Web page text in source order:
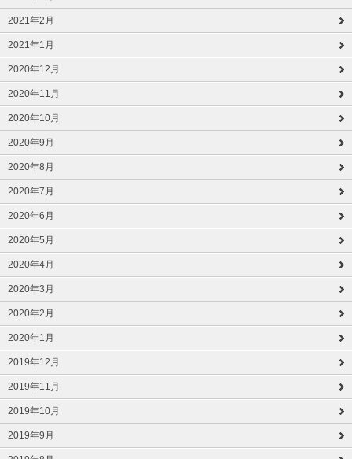
2021年2月
2021年1月
2020年12月
2020年11月
2020年10月
2020年9月
2020年8月
2020年7月
2020年6月
2020年5月
2020年4月
2020年3月
2020年2月
2020年1月
2019年12月
2019年11月
2019年10月
2019年9月